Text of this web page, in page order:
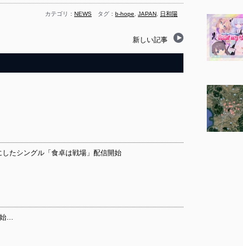
カテゴリ： NEWS タグ： b-hope JAPAN 日和陽
新しい記事
たシングル「食卓は戦場」配信開始
…